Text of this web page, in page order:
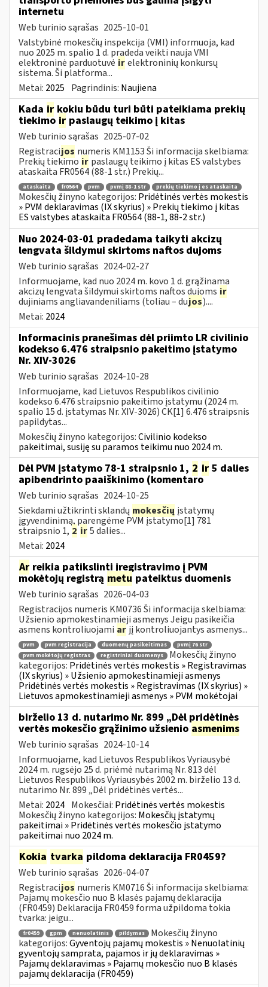
internetu
Web turinio sąrašas 2025-10-01
Valstybinė mokesčių inspekcija (VMI) informuoja, kad
nuo 2025 m. spalio 1 d. pradeda veikti nauja VMI
elektroninė parduotuvė irelektroninių konkursų
sistema. Ši platforma...
Metai: 2025 Pagrindinis: Naujiena
Kada ir kokiu būdu turi būti pateikiama prekių
tiekimo ir paslaugų teikimo į kitas
Web turinio sąrašas 2025-07-02
Registracijos numeris KM1153 Ši informacija skelbiama:
Prekių tiekimo ir paslaugų teikimo į kitas ES valstybes
ataskaita FR0564 (88-1 str.) Prekių...
ataskaita fr0564 pvm pvmį 88-1 str prekių tiekimo į es ataskaita
Mokesčių žinyno kategorijos: Pridėtinės vertės mokestis
» PVM deklaravimas (IX skyrius) » Prekių tiekimo į kitas
ES valstybes ataskaita FR0564 (88-1, 88-2 str.)
Nuo 2024-03-01 pradedama taikyti akcizų
lengvata šildymui skirtoms naftos dujoms
Web turinio sąrašas 2024-02-27
Informuojame, kad nuo 2024 m. kovo 1 d. grąžinama
akcizų lengvata šildymui skirtoms naftos dujoms ir
dujiniams angliavandeniliams (toliau – dujos)....
Metai: 2024
Informacinis pranešimas dėl priimto LR civilinio
kodekso 6.476 straipsnio pakeitimo įstatymo
Nr. XIV-3026
Web turinio sąrašas 2024-10-28
Informuojame, kad Lietuvos Respublikos civilinio
kodekso 6.476 straipsnio pakeitimo įstatymu (2024 m.
spalio 15 d. įstatymas Nr. XIV-3026) CK[1] 6.476 straipsnis
papildytas...
Mokesčių žinyno kategorijos:Civilinio kodekso
pakeitimai, susiję su paramos teikimu nuo 2024 m.
Dėl PVM įstatymo 78-1 straipsnio 1, 2 ir 5 dalies
apibendrinto paaiškinimo (komentaro
Web turinio sąrašas 2024-10-25
Siekdami užtikrinti sklandų mokesčių įstatymų
įgyvendinimą, parengėme PVM įstatymo[1] 781
straipsnio 1, 2 ir5 dalies...
Metai: 2024
Ar reikia patikslinti įregistravimo į PVM
mokėtojų registrą metu pateiktus duomenis
Web turinio sąrašas 2026-04-03
Registracijos numeris KM0736 Ši informacija skelbiama:
Užsienio apmokestinamieji asmenys Jeigu pasikeičia
asmens kontroliuojami ar jį kontroliuojantys asmenys...
pvm pvm registracija duomenų pasikeitimas
pvmį 76 str
pvm mokėtojų registras
registriniai duomenys
Mokesčių žinyno
kategorijos: Pridėtinės vertės mokestis » Registravimas
(IX skyrius) » Užsienio apmokestinamieji asmenys
Pridėtinės vertės mokestis » Registravimas (IX skyrius) »
Lietuvos apmokestinamieji asmenys » PVM mokėtojai
birželio 13 d. nutarimo Nr. 899 „Dėl pridėtinės
vertės mokesčio grąžinimo užsienio asmenims
Web turinio sąrašas 2024-10-14
Informuojame, kad Lietuvos Respublikos Vyriausybė
2024 m. rugsėjo 25 d. priėmė nutarimą Nr. 813 dėl
Lietuvos Respublikos Vyriausybės 2002 m. birželio 13 d.
nutarimo Nr. 899 „Dėl pridėtinės vertės...
Metai: 2024 Mokesčiai: Pridėtinės vertės mokestis
Mokesčių žinyno kategorijos: Mokesčių įstatymų
pakeitimai » Pridėtinės vertės mokesčio įstatymo
pakeitimai nuo 2024 m.
Kokia tvarka pildoma deklaracija FR0459?
Web turinio sąrašas 2026-04-07
Registracijos numeris KM0716 Ši informacija skelbiama:
Pajamų mokesčio nuo B klasės pajamų deklaracija
(FR0459) Deklaracija FR0459 forma užpildoma tokia
tvarka: jeigu...
fr0459 gpm nenuolatinis pildymas
Mokesčių žinyno
kategorijos:Gyventojų pajamų mokestis » Nenuolatinių
gyventojų samprata, pajamos ir jų deklaravimas »
Pajamų deklaravimas » Pajamų mokesčio nuo B klasės
pajamų deklaracija (FR0459)